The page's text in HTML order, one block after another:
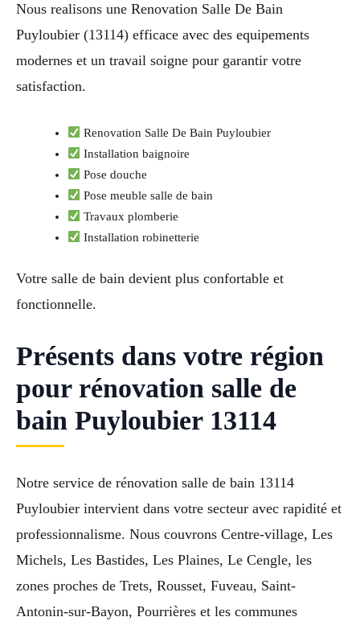
Nous realisons une Renovation Salle De Bain
Puyloubier (13114) efficace avec des equipements
modernes et un travail soigne pour garantir votre
satisfaction.
Renovation Salle De Bain Puyloubier
Installation baignoire
Pose douche
Pose meuble salle de bain
Travaux plomberie
Installation robinetterie
Votre salle de bain devient plus confortable et
fonctionnelle.
Présents dans votre région
pour rénovation salle de
bain Puyloubier 13114
Notre service de rénovation salle de bain 13114
Puyloubier intervient dans votre secteur avec rapidité et
professionnalisme. Nous couvrons Centre-village, Les
Michels, Les Bastides, Les Plaines, Le Cengle, les
zones proches de Trets, Rousset, Fuveau, Saint-
Antonin-sur-Bayon, Pourrières et les communes